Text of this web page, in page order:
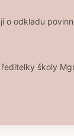
odkladu
školy